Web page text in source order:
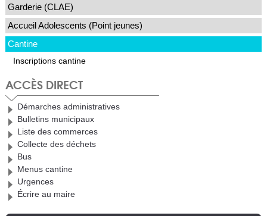
Garderie (CLAE)
Accueil Adolescents (Point jeunes)
Cantine
Inscriptions cantine
ACCÈS DIRECT
Démarches administratives
Bulletins municipaux
Liste des commerces
Collecte des déchets
Bus
Menus cantine
Urgences
Écrire au maire